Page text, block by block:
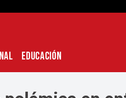
EDUCACIÓN